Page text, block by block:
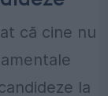
că cine nu
la